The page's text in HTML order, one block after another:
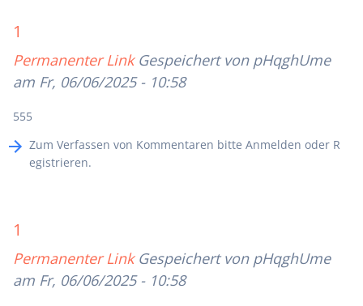
1
Permanenter Link Gespeichert von pHqghUme
am Fr, 06/06/2025 - 10:58
555
Zum Verfassen von Kommentaren bitte Anmelden oder R
egistrieren.
1
Permanenter Link Gespeichert von pHqghUme
am Fr, 06/06/2025 - 10:58